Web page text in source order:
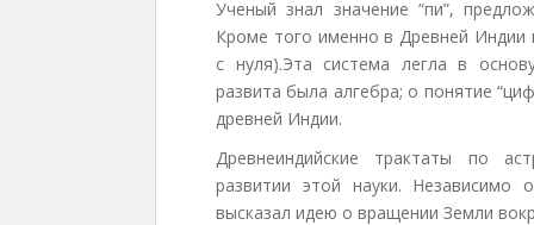
Ученый знал значение “пи”,
Кроме того именно в Древней Индии
с нуля).Эта система легла в
развита была алгебра; о понятие
древней Индии.
Древнеиндийские трактаты по
развитии этой науки. Независимо
высказал идею о вращении Земли